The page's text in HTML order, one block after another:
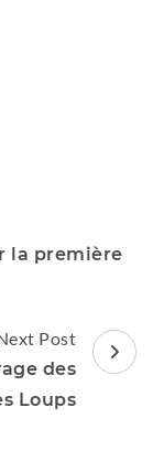
la première
Post
des
Loups